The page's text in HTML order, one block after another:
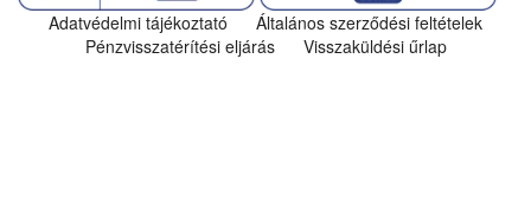
Adatvédelmi tájékoztató
Általános szerződési feltételek
Pénzvisszatérítési eljárás
Visszaküldési űrlap